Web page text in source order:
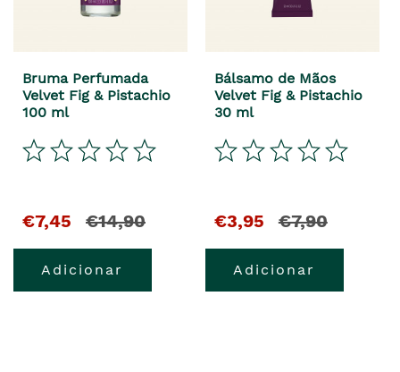
Bruma Perfumada
Velvet Fig & Pistachio
100 ml
El
precio
actual
€7,45
el
precio
€14,90
Adicionar
Bálsamo de Mãos
Velvet Fig & Pistachio
30 ml
El
precio
actual
€3,95
y
el
precio
€7,90
Adicionar